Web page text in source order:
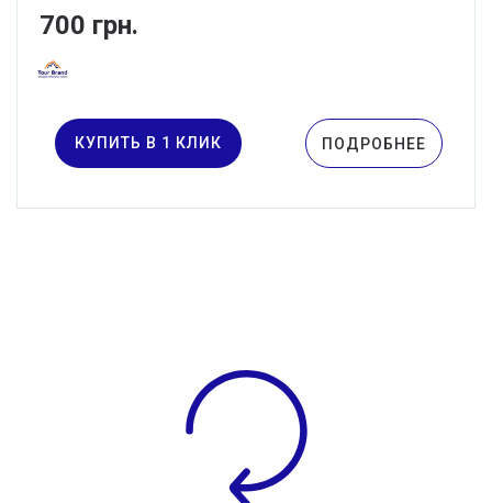
700 грн.
КУПИТЬ В 1 КЛИК ПОДРОБНЕЕ